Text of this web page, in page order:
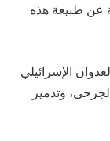
عن طبيعة هذه
الإسرائيلي
وتدمير